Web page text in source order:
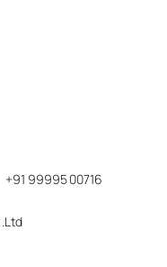
+91 99995 00716